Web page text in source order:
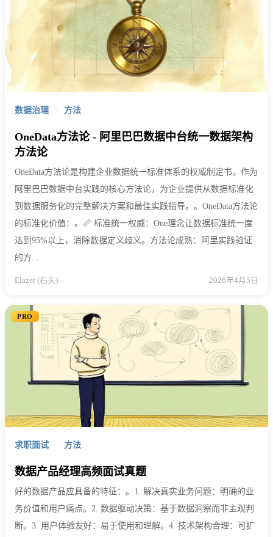
数据治理 · 方法
OneData方法论 - 阿里巴巴数据中台统一数据架构
方法论
OneData方法论是构建企业数据统一标准体系的权威制定书，作为
阿里巴巴数据中台实践的核心方法论，为企业提供从数据标准化
到数据服务化的完整解决方案和最佳实践指导。。OneData方法论
的标准化价值：。📏 标准统一权威：One理念让数据标准统一度
达到95%以上，消除数据定义歧义。方法论成熟：阿里实践验证
的方...
Elazer (石头) 2026年4月5日
PRO
求职面试 · 方法
数据产品经理高频面试真题
好的数据产品应具备的特征：。1. 解决真实业务问题：明确的业
务价值和用户痛点。2. 数据驱动决策：基于数据洞察而非主观判
断。3. 用户体验友好：易于使用和理解。4. 技术架构合理：可扩